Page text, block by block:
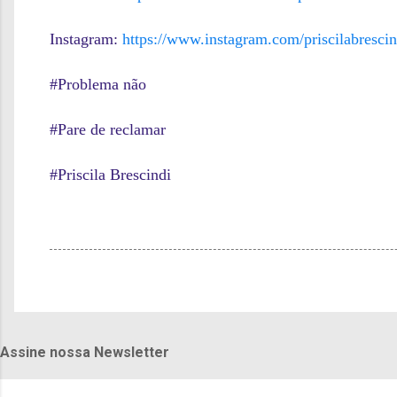
Instagram: https://www.instagram.com/
#Problema não
#Pare de reclamar
#Priscila Brescindi
Assine nossa Newsletter